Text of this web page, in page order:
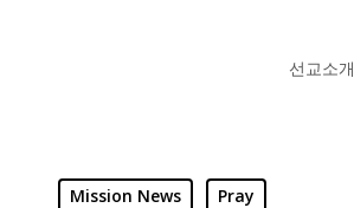
선교소개
Mission News Pray